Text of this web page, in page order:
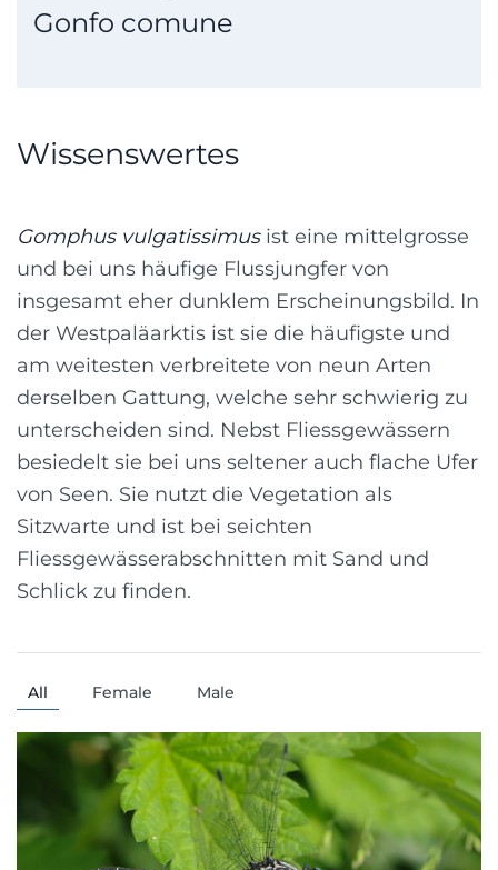
Gonfo comune
Wissenswertes
Gomphus vulgatissimusist eine mittelgrosse
und bei uns häufige Flussjungfer von
insgesamt eher dunklem Erscheinungsbild. In
der Westpaläarktis ist sie die häufigste und
am weitesten verbreitete von neun Arten
derselben Gattung, welche sehr schwierig zu
unterscheiden sind. Nebst Fliessgewässern
besiedelt sie bei uns seltener auch flache Ufer
von Seen. Sie nutzt die Vegetation als
Sitzwarte und ist bei seichten
Fliessgewässerabschnitten mit Sand und
Schlick zu finden.
All Female Male